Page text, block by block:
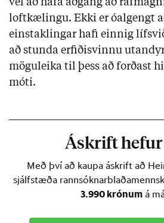
vel að hafa aðgang að
loftkælingu. Ekki er óalgengt
einstaklingar hafi einnig
að stunda erfiðisvinnu
möguleika til þess að forðast
móti.
Áskrift
Með því að kaupa áskrift að
sjálfstæða
3.990 krónum á